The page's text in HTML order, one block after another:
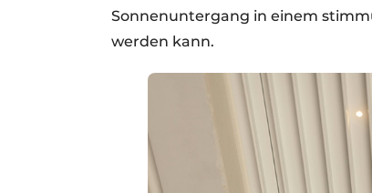
Sonnenuntergang in einem
werden kann.